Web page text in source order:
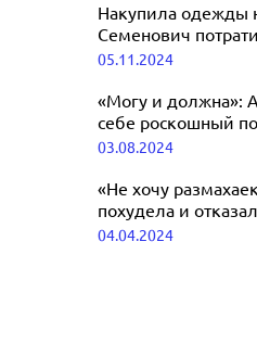
Накупила одежды
Семенович
шопинга
05.11.2024
«Могу и должна»:
себе роскошный
Павлом Прилучным
03.08.2024
«Не хочу
похудела и
04.04.2024